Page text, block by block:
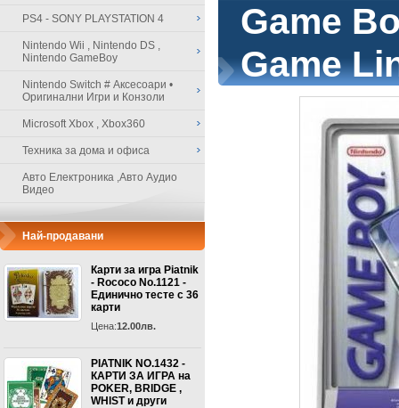
PS4 - SONY PLAYSTATION 4
Nintendo Wii , Nintendo DS ,
Nintendo GameBoy
Nintendo Switch # Аксесоари •
Оригинални Игри и Конзоли
Microsoft Xbox , Xbox360
Техника за дома и офиса
Авто Електроника ,Авто Аудио
Видео
Най-продавани
Карти за игра Piatnik
- Rococo No.1121 -
Единично тесте с 36
карти
Цена:12.00лв.
PIATNIK NO.1432 -
КАРТИ ЗА ИГРА на
POKER, BRIDGE ,
WHIST и други
Game
Game